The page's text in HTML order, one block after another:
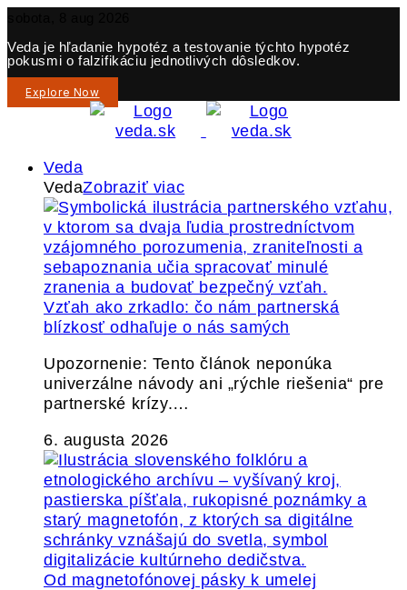
Veda je hľadanie hypotéz a testovanie týchto hypotéz
pokusmi o falzifikáciu jednotlivých dôsledkov.
Explore Now
Veda
VedaZobraziť viac
Vzťah ako zrkadlo: čo nám partnerská
blízkosť odhaľuje o nás samých
Upozornenie: Tento článok neponúka
univerzálne návody ani „rýchle riešenia“ pre
partnerské krízy.…
6. augusta 2026
Od magnetofónovej pásky k umelej